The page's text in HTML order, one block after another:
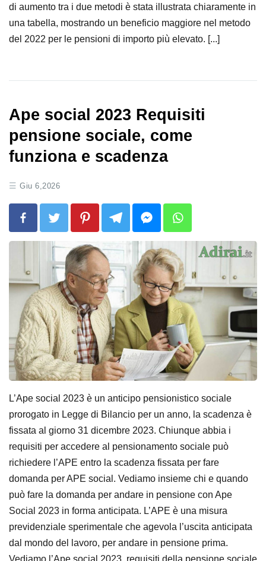
di aumento tra i due metodi è stata illustrata chiaramente in
una tabella, mostrando un beneficio maggiore nel metodo
del 2022 per le pensioni di importo più elevato. [...]
Ape social 2023 Requisiti
pensione sociale, come
funziona e scadenza
Giu 6,2026
L’Ape social 2023 è un anticipo pensionistico sociale
prorogato in Legge di Bilancio per un anno, la scadenza è
fissata al giorno 31 dicembre 2023. Chiunque abbia i
requisiti per accedere al pensionamento sociale può
richiedere l’APE entro la scadenza fissata per fare
domanda per APE social. Vediamo insieme chi e quando
può fare la domanda per andare in pensione con Ape
Social 2023 in forma anticipata. L’APE è una misura
previdenziale sperimentale che agevola l’uscita anticipata
dal mondo del lavoro, per andare in pensione prima.